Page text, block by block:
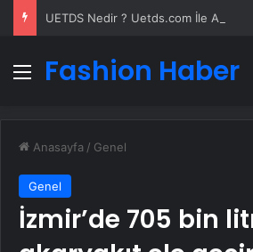
Menü
Fashion Haber
Anasayfa / Genel
Genel
İzmir’de 705 bin